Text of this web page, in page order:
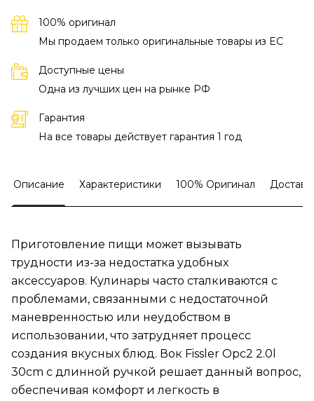
100% оригинал
Мы продаем только оригинальные товары из EC
Доступные цены
Одна из лучших цен на рынке РФ
Гарантия
На все товары действует гарантия 1 год
Описание Характеристики 100% Оригинал
Приготовление пищи может вызывать
трудности из-за недостатка удобных
аксессуаров. Кулинары часто сталкиваются с
проблемами, связанными с недостаточной
маневренностью или неудобством в
использовании, что затрудняет процесс
создания вкусных блюд. Вок Fissler Opc2 2.0l
30cm с длинной ручкой решает данный вопрос,
обеспечивая комфорт и легкость в